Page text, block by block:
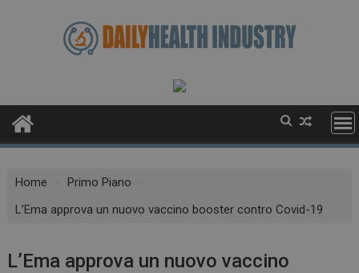
Home
Primo Piano
L’Ema approva un nuovo vaccino booster contro Covid-19
L’Ema approva un nuovo vaccino